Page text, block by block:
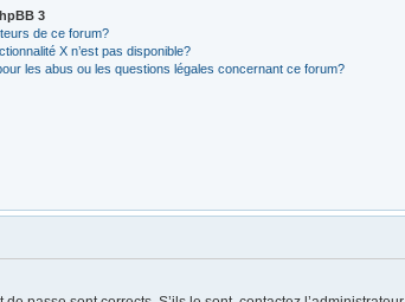
3
de ce forum?
X n’est pas disponible?
les abus ou les questions légales concernant ce forum?